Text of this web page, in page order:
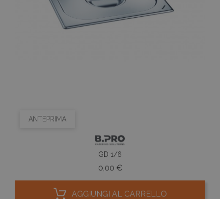
ANTEPRIMA
GD 1/6
0,00 €Prezzo
AGGIUNGI AL CARRELLO